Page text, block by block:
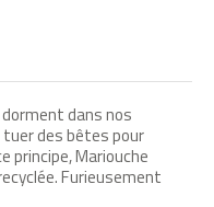
dans nos
tuer des bêtes pour
principe, Mariouche
Furieusement